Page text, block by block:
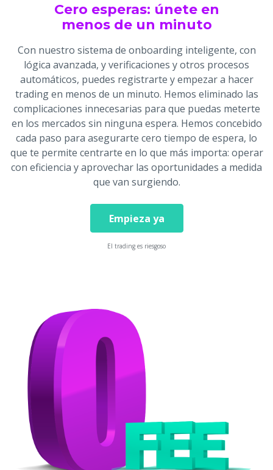
Cero esperas: únete en
menos de un minuto
Con nuestro sistema de onboarding inteligente, con
lógica avanzada, y verificaciones y otros procesos
automáticos, puedes registrarte y empezar a hacer
trading en menos de un minuto. Hemos eliminado las
complicaciones innecesarias para que puedas meterte
en los mercados sin ninguna espera. Hemos concebido
cada paso para asegurarte cero tiempo de espera, lo
que te permite centrarte en lo que más importa: operar
con eficiencia y aprovechar las oportunidades a medida
que van surgiendo.
Empieza ya
El trading es riesgoso